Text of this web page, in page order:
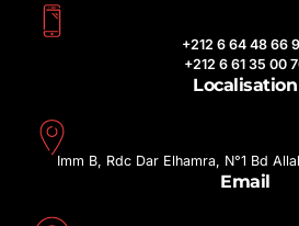
+212 6 64 48 66
+212 6 61 35 00
Localisation
Imm B, Rdc Dar Elhamra, N°1 Bd
Email